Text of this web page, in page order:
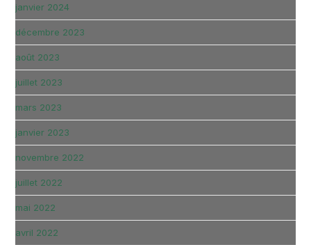
janvier 2024
décembre 2023
août 2023
juillet 2023
mars 2023
janvier 2023
novembre 2022
juillet 2022
mai 2022
avril 2022